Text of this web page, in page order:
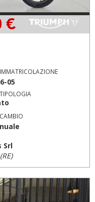
€
IMMATRICOLAZIONE
05
TIPOLOGIA
CAMBIO
Srl